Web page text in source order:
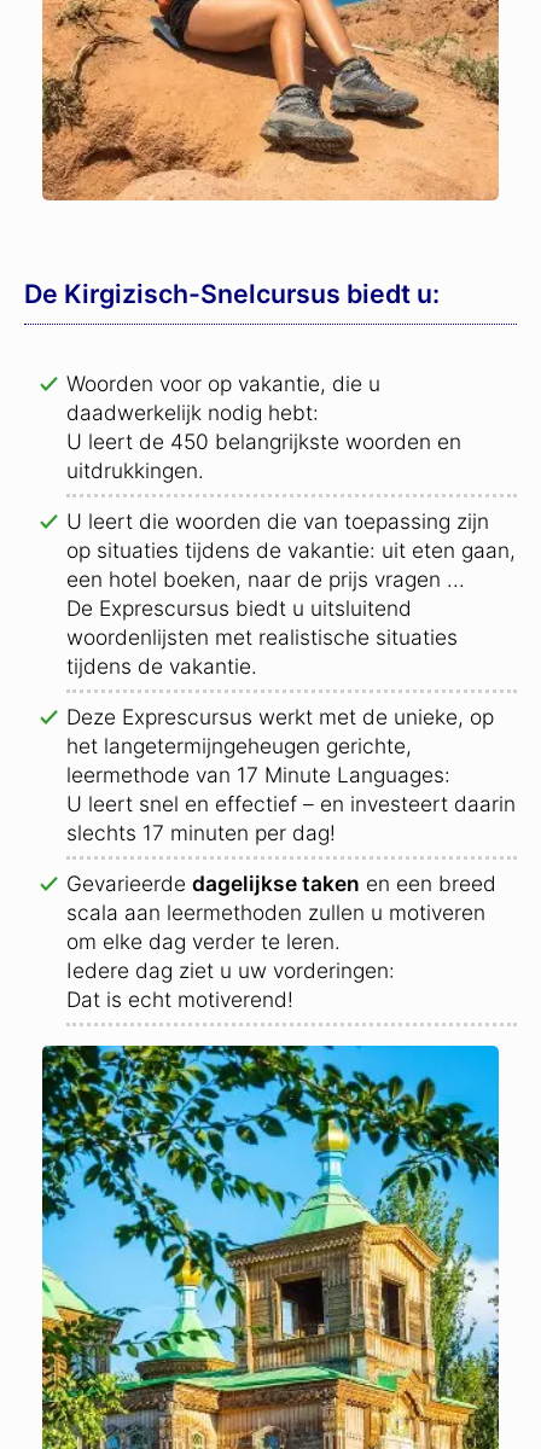
De Kirgizisch-Snelcursus biedt u:
Woorden voor op vakantie, die u
daadwerkelijk nodig hebt:
U leert de 450 belangrijkste woorden en
uitdrukkingen.
U leert die woorden die van toepassing zijn
op situaties tijdens de vakantie: uit eten gaan,
een hotel boeken, naar de prijs vragen ...
De Exprescursus biedt u uitsluitend
woordenlijsten met realistische situaties
tijdens de vakantie.
Deze Exprescursus werkt met de unieke, op
het langetermijngeheugen gerichte,
leermethode van 17 Minute Languages:
U leert snel en effectief – en investeert daarin
slechts 17 minuten per dag!
Gevarieerde dagelijkse taken en een breed
scala aan leermethoden zullen u motiveren
om elke dag verder te leren.
Iedere dag ziet u uw vorderingen:
Dat is echt motiverend!